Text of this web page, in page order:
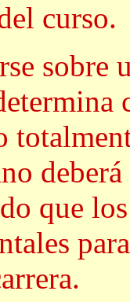
curso.
sobre
que